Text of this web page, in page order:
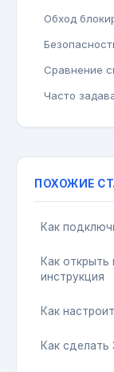
Обход
Сравнение
Часто
ПОХОЖИЕ
Как
Как открыть
инструкция
Как
Как сделать